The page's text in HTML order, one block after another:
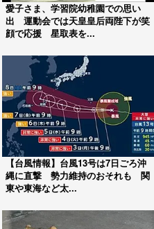
愛子さま、学習院幼稚園での思い
出 運動会では天皇皇后両陛下が笑
顔で応援 星取表を...
【台風情報】台風13号は7日ごろ沖
縄に直撃 勢力維持のおそれも 関
東や東海など太...